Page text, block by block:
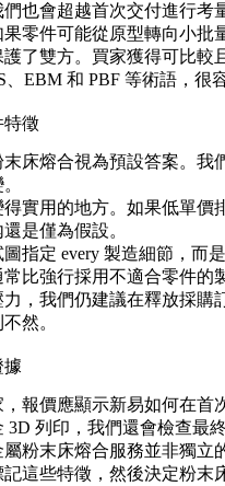
也會超越首次交付進行考
零件可能從原型轉向小批
了雙方。買家獲得可比
EBM 和 PBF 等術語，很
特徵
床熔合視為預設答案。我
實用的地方。如果低單
是僅為假設。
指定 every 製造細節，而
比強行採用不適合零件的
，我們仍建議在釋放採購
然。
據
報價應顯示新易如何在首
3D 列印 ，我們還會檢查最
粉末床熔合服務並非獨
這些特徵，然後決定粉末